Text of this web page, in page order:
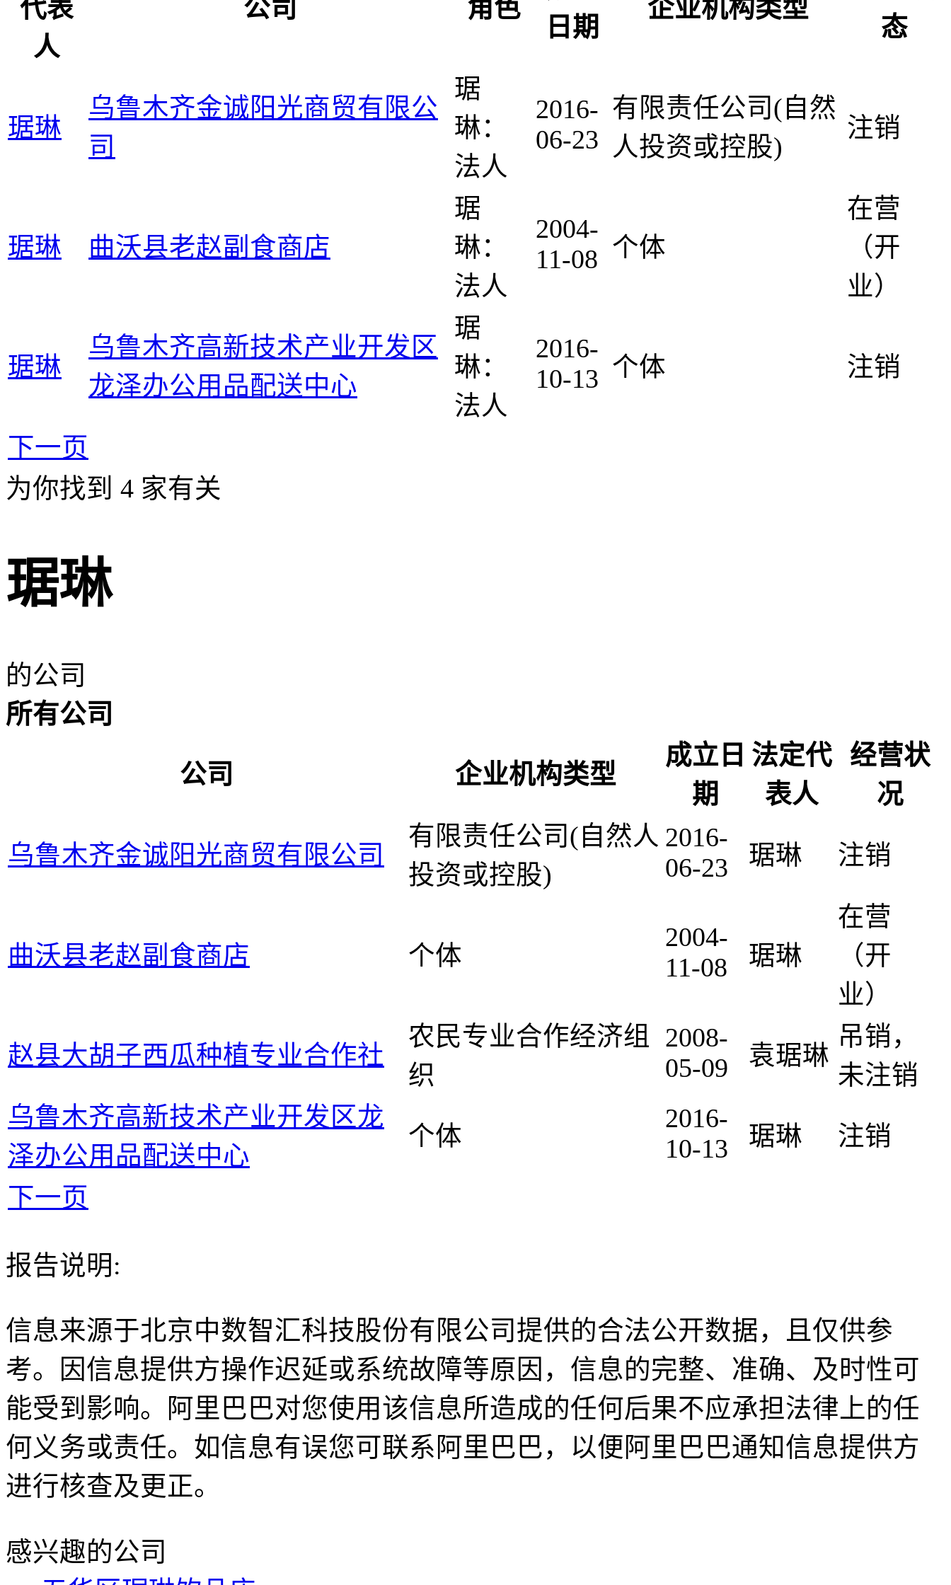
代表
人
公司 角色
日期
企业机构类型
态
琚琳
乌鲁木齐金诚阳光商贸有限公
司
琚
琳：
法人
2016-
06-23
有限责任公司(自然
人投资或控股)
注销
琚琳 曲沃县老赵副食商店
琚
琳：
法人
2004-
11-08 个体
在营
（开
业）
琚琳
乌鲁木齐高新技术产业开发区
龙泽办公用品配送中心
琚
琳：
法人
2016-
10-13 个体 注销
下一页
为你找到 4 家有关
琚琳
的公司
所有公司
公司 企业机构类型
成立日
期
法定代
表人
经营状
况
乌鲁木齐金诚阳光商贸有限公司
有限责任公司(自然人
投资或控股)
2016-
06-23
琚琳 注销
曲沃县老赵副食商店 个体
2004-
11-08
琚琳
在营
（开
业）
赵县大胡子西瓜种植专业合作社
农民专业合作经济组
织
2008-
05-09
袁琚琳
吊销，
未注销
乌鲁木齐高新技术产业开发区龙
泽办公用品配送中心
个体
2016-
10-13
琚琳 注销
下一页
报告说明:
信息来源于北京中数智汇科技股份有限公司提供的合法公开数据，且仅供参
考。因信息提供方操作迟延或系统故障等原因，信息的完整、准确、及时性可
能受到影响。阿里巴巴对您使用该信息所造成的任何后果不应承担法律上的任
何义务或责任。如信息有误您可联系阿里巴巴，以便阿里巴巴通知信息提供方
进行核查及更正。
感兴趣的公司